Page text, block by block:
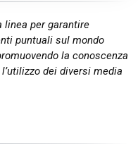
linea per garantire
puntuali sul mondo
la conoscenza
dei diversi media